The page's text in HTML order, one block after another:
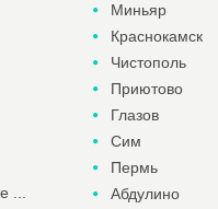
...
Миньяр
Краснокамск
Чистополь
Приютово
Глазов
Сим
Пермь
Абдулино